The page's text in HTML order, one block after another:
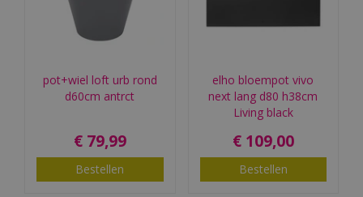
pot+wiel loft urb rond
d60cm antrct
€ 79,99
Bestellen
elho bloempot vivo
next lang d80 h38cm
Living black
€ 109,00
Bestellen